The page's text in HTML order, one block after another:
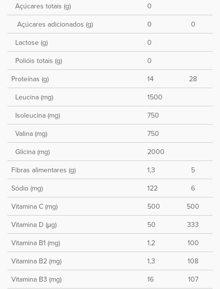
Açúcares totais (g)
0
Açúcares adicionados (g)
0
0
Lactose (g)
0
Polióis totais (g)
0
Proteínas (g)
14
28
Leucina (mg)
1500
Isoleucina (mg)
750
Valina (mg)
750
Glicina (mg)
2000
Fibras alimentares (g)
1,3
5
Sódio (mg)
122
6
Vitamina C (mg)
500
500
Vitamina D (μg)
50
333
Vitamina B1 (mg)
1,2
100
Vitamina B2 (mg)
1,3
108
Vitamina B3 (mg)
16
107